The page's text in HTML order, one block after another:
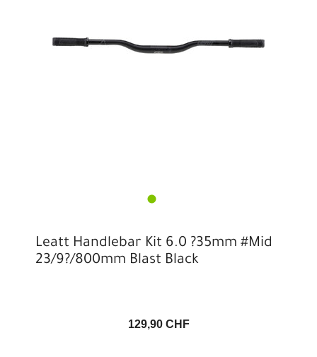
Leatt Handlebar Kit 6.0 ?35mm #Mid
23/9?/800mm Blast Black
129,90 CHF